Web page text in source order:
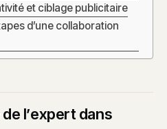
et ciblage publicitaire
d’une collaboration
l’expert dans